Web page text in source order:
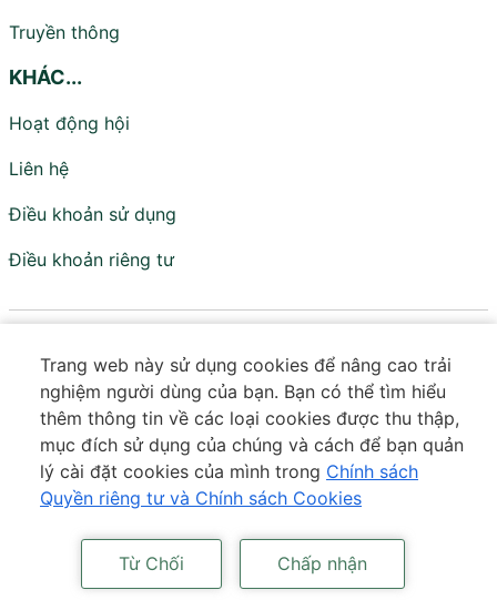
Trang web này sử dụng cookies để nâng cao trải
nghiệm người dùng của bạn. Bạn có thể tìm hiểu
thêm thông tin về các loại cookies được thu thập,
mục đích sử dụng của chúng và cách để bạn quản
lý cài đặt cookies của mình trong Chính sách
Quyền riêng tư và Chính sách Cookies
Từ Chối Chấp nhận
Truyền thông
KHÁC...
Hoạt động hội
Liên hệ
Điều khoản sử dụng
Điều khoản riêng tư
Truyền thông - IPS
Đơn vị trực thuộc Hội Truyền thông Số Việt Nam
Tầng 18 - Tòa VTC Online - Số 18 Tam Trinh - Tương Mai
- Hà Nội
Số điện thoại:0373 643 601
Bản quyền © thuộc IPS. Mọi quyền được bảo lưu. Công nghệ cung
cấp bởiVIETISO